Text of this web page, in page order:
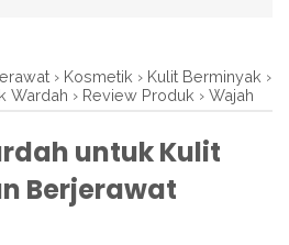
› Kosmetik › Kulit Berminyak ›
Wardah › Review Produk › Wajah
untuk Kulit
Berjerawat